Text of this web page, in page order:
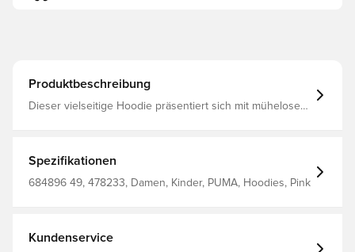
Produktbeschreibung
Dieser vielseitige Hoodie präsentiert sich mit müheloser
PUMA Stolz und gehe jedes Abenteuer mit
Selbstvertrauen an. Regular Fit Fleecematerial Reguläre
Länge Kapuze Lange Ärmel Kängurutasche PUMA
Spezifikationen
684896 49, 478233, Damen, Kinder, PUMA, Hoodies, Pink
Kundenservice